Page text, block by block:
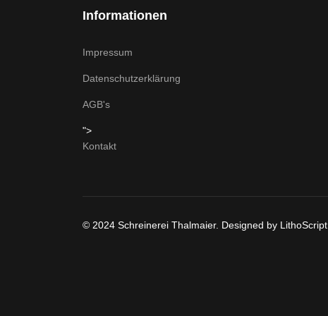
Informationen
Impressum
Datenschutzerklärung
AGB's
">
Kontakt
© 2024 Schreinerei Thalmaier. Designed by LithoScript